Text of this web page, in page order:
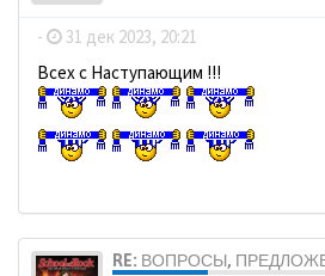
- 31 дек 2023, 20:21
Всех с Наступающим !!!
RE: ВОПРОСЫ,